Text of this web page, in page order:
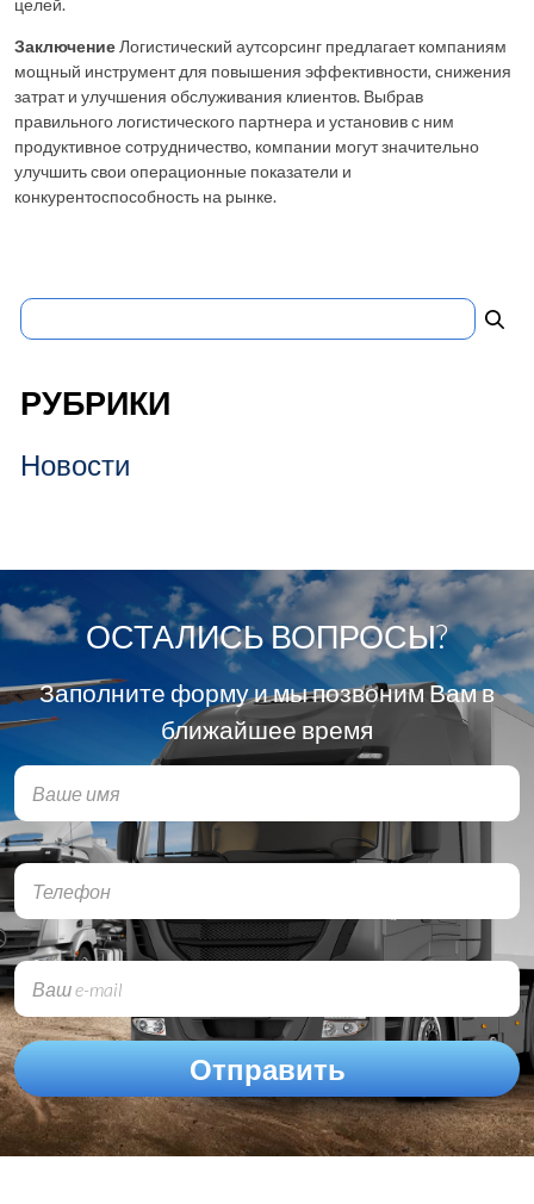
целей.
Заключение Логистический аутсорсинг предлагает компаниям
мощный инструмент для повышения эффективности, снижения
затрат и улучшения обслуживания клиентов. Выбрав
правильного логистического партнера и установив с ним
продуктивное сотрудничество, компании могут значительно
улучшить свои операционные показатели и
конкурентоспособность на рынке.
Найти:
РУБРИКИ
Новости
ОСТАЛИСЬ ВОПРОСЫ?
Заполните форму и мы позвоним Вам в
ближайшее время